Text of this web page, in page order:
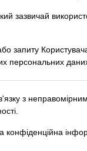
зазвичай
запиту
персональних
з
конфіденційна